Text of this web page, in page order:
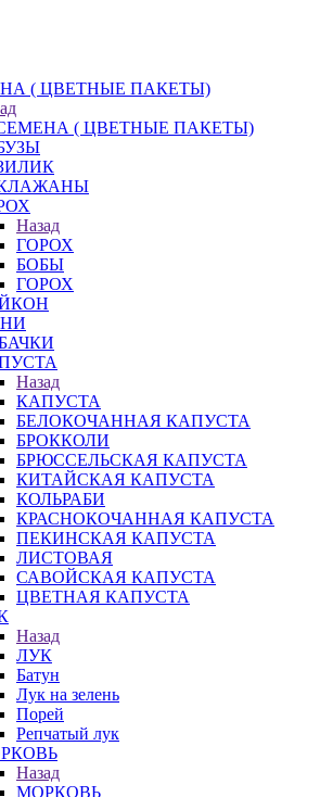
( ЦВЕТНЫЕ ПАКЕТЫ)
( ЦВЕТНЫЕ ПАКЕТЫ)
Назад
ГОРОХ
БОБЫ
ГОРОХ
Назад
КАПУСТА
БЕЛОКОЧАННАЯ КАПУСТА
БРОККОЛИ
БРЮССЕЛЬСКАЯ КАПУСТА
КИТАЙСКАЯ КАПУСТА
КОЛЬРАБИ
КРАСНОКОЧАННАЯ КАПУСТА
ПЕКИНСКАЯ КАПУСТА
ЛИСТОВАЯ
САВОЙСКАЯ КАПУСТА
ЦВЕТНАЯ КАПУСТА
Назад
ЛУК
Батун
Лук на зелень
Порей
Репчатый лук
Назад
МОРКОВЬ